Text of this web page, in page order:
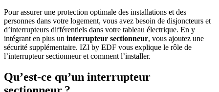
Pour assurer une protection optimale des installations et des
personnes dans votre logement, vous avez besoin de disjoncteurs et
d’interrupteurs différentiels dans votre tableau électrique. En y
intégrant en plus un interrupteur sectionneur, vous ajoutez une
sécurité supplémentaire. IZI by EDF vous explique le rôle de
l’interrupteur sectionneur et comment l’installer.
Qu’est-ce qu’un interrupteur